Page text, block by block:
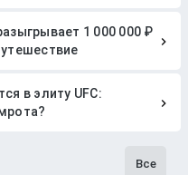
1 000 000 ₽
в элиту UFC:
Все